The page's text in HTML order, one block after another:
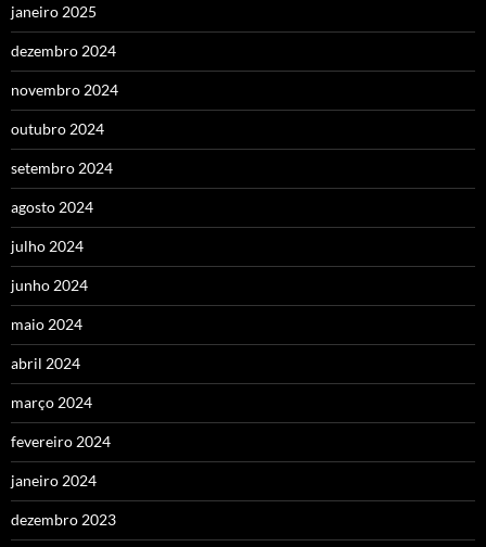
janeiro 2025
dezembro 2024
novembro 2024
outubro 2024
setembro 2024
agosto 2024
julho 2024
junho 2024
maio 2024
abril 2024
março 2024
fevereiro 2024
janeiro 2024
dezembro 2023